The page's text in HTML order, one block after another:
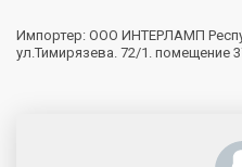
Импортер: ООО ИНТЕРЛАМП
ул.Тимирязева. 72/1. помещение